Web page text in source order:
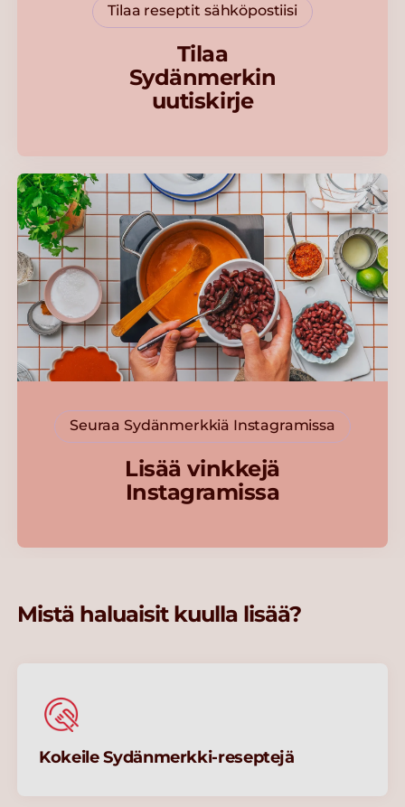
Tilaa reseptit sähköpostiisi
Tilaa
Sydänmerkin
uutiskirje
Seuraa Sydänmerkkiä Instagramissa
Lisää vinkkejä
Instagramissa
Mistä haluaisit kuulla lisää?
Kokeile Sydänmerkki-reseptejä